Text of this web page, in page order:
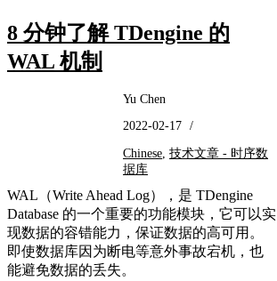
8 分钟了解 TDengine 的
WAL 机制
Yu Chen
2022-02-17 /
Chinese, 技术文章 - 时序数
据库
WAL（Write Ahead Log），是 TDengine
Database 的一个重要的功能模块，它可以实
现数据的容错能力，保证数据的高可用。
即使数据库因为断电等意外事故宕机，也
能避免数据的丢失。